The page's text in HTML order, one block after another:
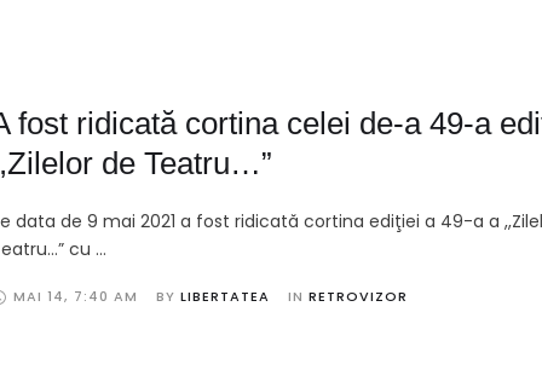
fost ridicată cortina celei de-a 49-a
de Teatru…”
data de 9 mai 2021 a fost ridicată cortina ediţiei a 49-a a
cu …
MAI 14, 7:40 AM BY LIBERTATEA IN RETROVIZOR